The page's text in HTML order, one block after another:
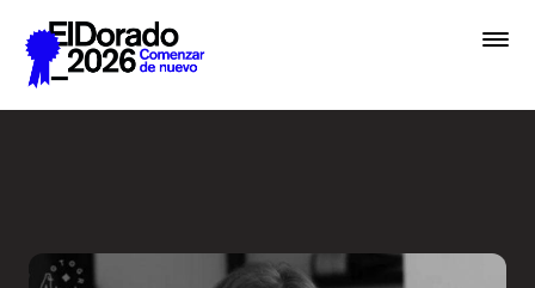
Saltar al contenido principal